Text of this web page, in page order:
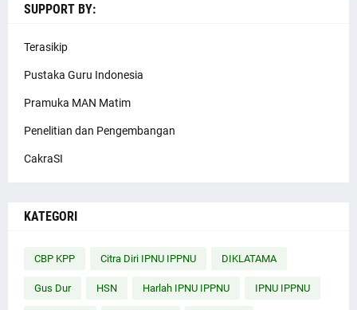
SUPPORT BY:
Terasikip
Pustaka Guru Indonesia
Pramuka MAN Matim
Penelitian dan Pengembangan
CakraSI
KATEGORI
CBP KPP Citra Diri IPNU IPPNU DIKLATAMA
Gus Dur HSN Harlah IPNU IPPNU IPNU IPPNU